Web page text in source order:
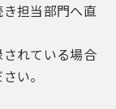
担当部門へ直
れている場合
い。